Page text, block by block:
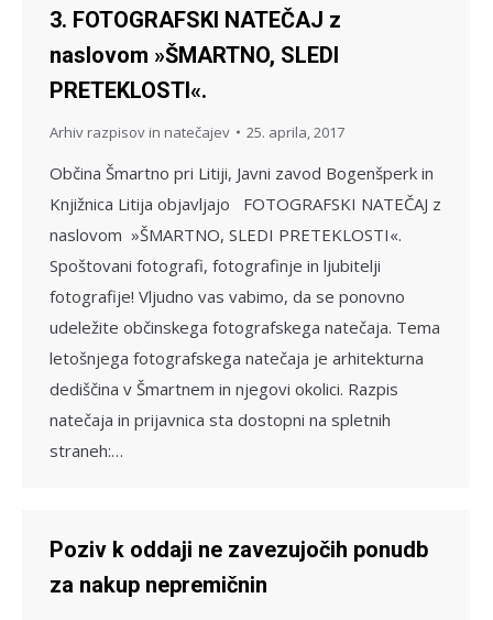
3. FOTOGRAFSKI NATEČAJ z
naslovom »ŠMARTNO, SLEDI
PRETEKLOSTI«.
Arhiv razpisov in natečajev 25. aprila, 2017
Občina Šmartno pri Litiji, Javni zavod Bogenšperk in
Knjižnica Litija objavljajo FOTOGRAFSKI NATEČAJ z
naslovom »ŠMARTNO, SLEDI PRETEKLOSTI«.
Spoštovani fotografi, fotografinje in ljubitelji
fotografije! Vljudno vas vabimo, da se ponovno
udeležite občinskega fotografskega natečaja. Tema
letošnjega fotografskega natečaja je arhitekturna
dediščina v Šmartnem in njegovi okolici. Razpis
natečaja in prijavnica sta dostopni na spletnih
straneh:…
Poziv k oddaji ne zavezujočih ponudb
za nakup nepremičnin